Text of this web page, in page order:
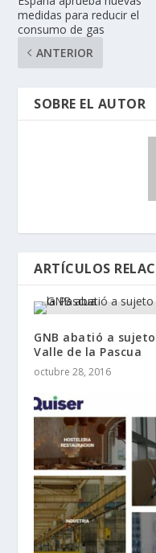
medidas para reducir el
consumo de gas
ANTERIOR
SOBRE EL AUTOR
ARTÍCULOS
GNB abatió a
Valle de la Pascua
octubre 28, 2016